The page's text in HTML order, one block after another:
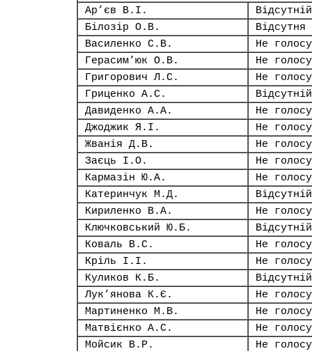
Ар’єв В.І.
Відсутній
Білозір О.В.
Відсутня
Василенко С.В.
Не
Герасим’юк О.В.
Не
Григорович Л.С.
Не
Гриценко А.С.
Відсутній
Давиденко А.А.
Не
Джоджик Я.І.
Не
Жванія Д.В.
Не
Заєць І.О.
Не
Кармазін Ю.А.
Не
Катеринчук М.Д.
Відсутній
Кириленко В.А.
Не
Ключковський Ю.Б.
Відсутній
Коваль В.С.
Не
Кріль І.І.
Не
Куликов К.Б.
Відсутній
Лук’янова К.Є.
Не
Мартиненко М.В.
Не
Матвієнко А.С.
Не
Мойсик В.Р.
Не